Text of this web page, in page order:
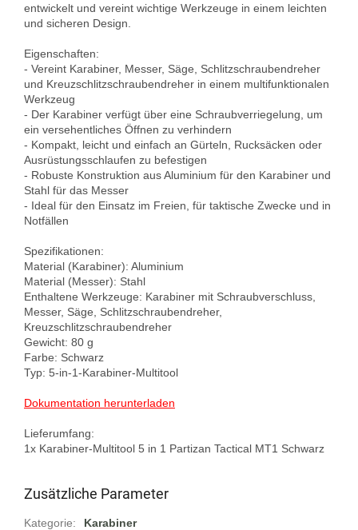
entwickelt und vereint wichtige Werkzeuge in einem leichten
und sicheren Design.
Eigenschaften:
- Vereint Karabiner, Messer, Säge, Schlitzschraubendreher
und Kreuzschlitzschraubendreher in einem multifunktionalen
Werkzeug
- Der Karabiner verfügt über eine Schraubverriegelung, um
ein versehentliches Öffnen zu verhindern
- Kompakt, leicht und einfach an Gürteln, Rucksäcken oder
Ausrüstungsschlaufen zu befestigen
- Robuste Konstruktion aus Aluminium für den Karabiner und
Stahl für das Messer
- Ideal für den Einsatz im Freien, für taktische Zwecke und in
Notfällen
Spezifikationen:
Material (Karabiner): Aluminium
Material (Messer): Stahl
Enthaltene Werkzeuge: Karabiner mit Schraubverschluss,
Messer, Säge, Schlitzschraubendreher,
Kreuzschlitzschraubendreher
Gewicht: 80 g
Farbe: Schwarz
Typ: 5-in-1-Karabiner-Multitool
Dokumentation herunterladen
Lieferumfang:
Zusätzliche Parameter
Kategorie:
Karabiner